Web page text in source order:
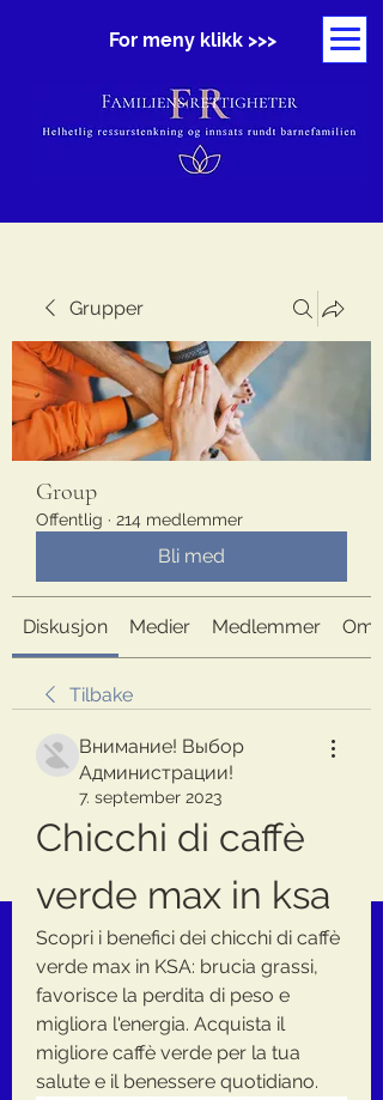
For meny klikk >>>
Grupper
Group
Offentlig · 214 medlemmer
Bli med
Diskusjon Medier Medlemmer Om
Tilbake
Внимание! Выбор
Администрации!
7. september 2023
Chicchi di caffè
verde max in ksa
Scopri i benefici dei chicchi di caffè
verde max in KSA: brucia grassi,
favorisce la perdita di peso e
migliora l'energia. Acquista il
migliore caffè verde per la tua
salute e il benessere quotidiano.